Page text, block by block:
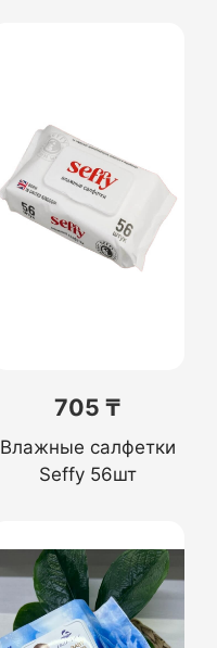
705 ₸
Влажные салфетки
Seffy 56шт